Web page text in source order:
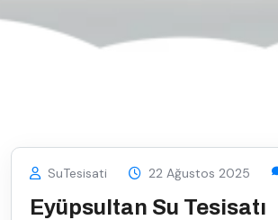
SuTesisati 22 Ağustos 2025
Eyüpsultan Su Tesisatı